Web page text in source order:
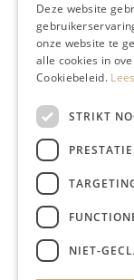
Deze website
onze website te
alle cookies in
Cookiebeleid.
STRIKT
PRESTATIE
NIET-